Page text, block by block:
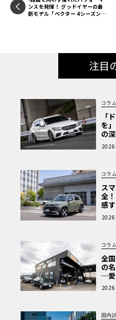
る。
ペ・デヴィルと共通だが、グ
ーで覆ったランドウルーフ（
ルでもカブリオレ・ルーフを
ちらはグリーンハウス後半全
後ろのみになるという違いが
プションパッケージとして、
アの“デレガンス”（左右と
備）が用意されていた。ま
ーフ（グラスルーフ）も存在
択することができた。
エンジンは368-cid（6L、
型では、走行条件に応じて
0hp）となったが、これは不
ェクション仕様の249-cid（
設定も存在する。
ンスを発揮！ グッドイヤーの最
新モデル「ベクター 4シーズンズ
注目
コラム
「
を
の
心
な
2026
コラム
ス
全
感
【
2026
コラム
全
の
─愛
術
を
2026
国内